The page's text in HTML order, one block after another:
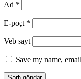
Ad *
E-poçt *
Veb sayt
Save my name,